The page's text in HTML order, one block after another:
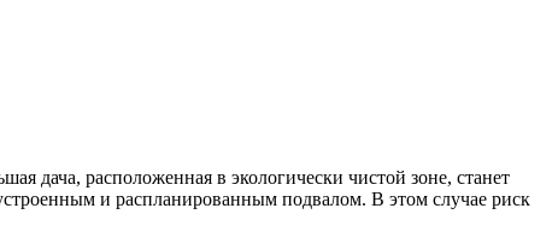
дача, расположенная в экологически чистой зоне, станет
и распланированным подвалом. В этом случае риск